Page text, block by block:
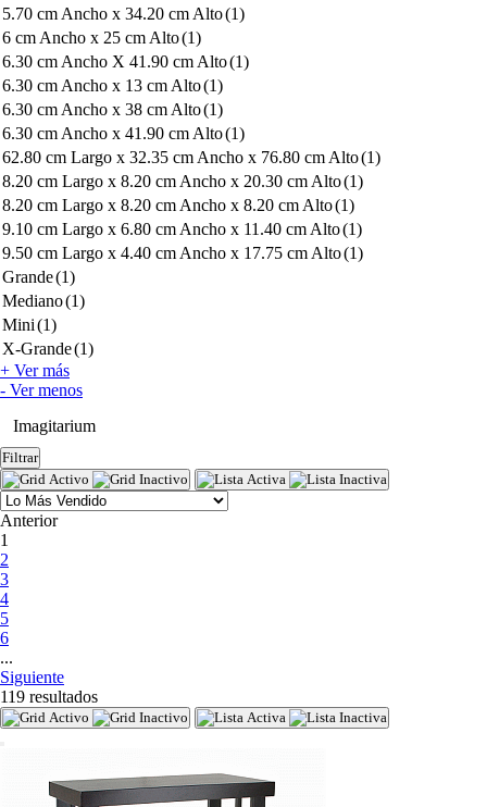
5.70 cm Ancho x 34.20 cm Alto(1)
6 cm Ancho x 25 cm Alto(1)
6.30 cm Ancho X 41.90 cm Alto(1)
6.30 cm Ancho x 13 cm Alto(1)
6.30 cm Ancho x 38 cm Alto(1)
6.30 cm Ancho x 41.90 cm Alto(1)
62.80 cm Largo x 32.35 cm Ancho x 76.80 cm Alto(1)
8.20 cm Largo x 8.20 cm Ancho x 20.30 cm Alto(1)
8.20 cm Largo x 8.20 cm Ancho x 8.20 cm Alto(1)
9.10 cm Largo x 6.80 cm Ancho x 11.40 cm Alto(1)
9.50 cm Largo x 4.40 cm Ancho x 17.75 cm Alto(1)
Grande(1)
Mediano(1)
Mini(1)
X-Grande(1)
+ Ver más
- Ver menos
Imagitarium
Filtrar
Anterior
1
2
3
4
5
6
...
Siguiente
119 resultados